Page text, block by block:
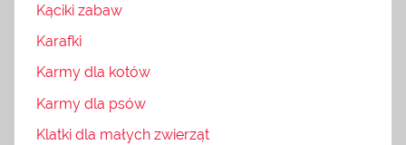
Kąciki zabaw
Karafki
Karmy dla kotów
Karmy dla psów
Klatki dla małych zwierząt